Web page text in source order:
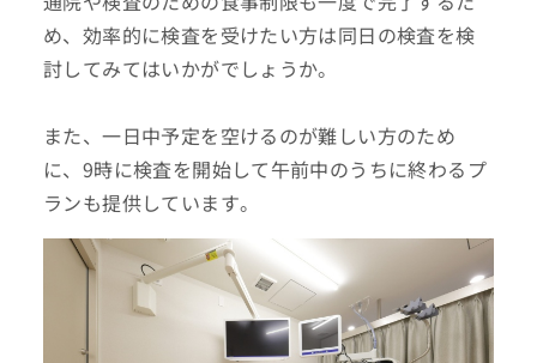
め、効率的に検査を受けたい方は同日の検査を検
討してみてはいかがでしょうか。
また、一日中予定を空けるのが難しい方のため
に、9時に検査を開始して午前中のうちに終わるプ
ランも提供しています。